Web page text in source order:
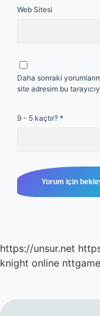
Web Sitesi
Daha sonraki
site adresim bu
9 - 5 kaçtır? *
https://unsur.net
knight online nttgame